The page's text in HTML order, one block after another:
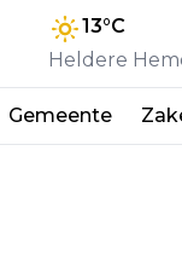
13°C
Heldere
Gemeente